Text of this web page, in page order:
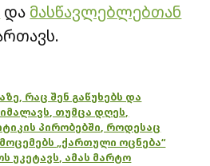
და მასწავლებლებთან
რაც შენ გაწუხებს და
თუმცა დღეს,
პირობებში, როდესაც
„ქართული ოცნება“
უკეტავს, ამას მარტო